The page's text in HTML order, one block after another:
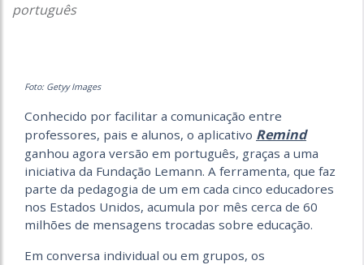
português
Foto: Getyy Images
Conhecido por facilitar a comunicação entre
professores, pais e alunos, o aplicativo Remind
ganhou agora versão em português, graças a uma
iniciativa da Fundação Lemann. A ferramenta, que faz
parte da pedagogia de um em cada cinco educadores
nos Estados Unidos, acumula por mês cerca de 60
milhões de mensagens trocadas sobre educação.
Em conversa individual ou em grupos, os